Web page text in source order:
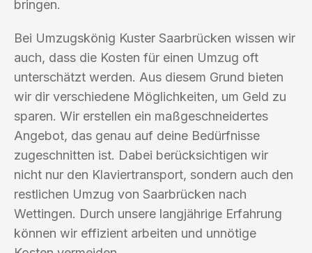
bringen.
Bei Umzugskönig Kuster Saarbrücken wissen wir
auch, dass die Kosten für einen Umzug oft
unterschätzt werden. Aus diesem Grund bieten
wir dir verschiedene Möglichkeiten, um Geld zu
sparen. Wir erstellen ein maßgeschneidertes
Angebot, das genau auf deine Bedürfnisse
zugeschnitten ist. Dabei berücksichtigen wir
nicht nur den Klaviertransport, sondern auch den
restlichen Umzug von Saarbrücken nach
Wettingen. Durch unsere langjährige Erfahrung
können wir effizient arbeiten und unnötige